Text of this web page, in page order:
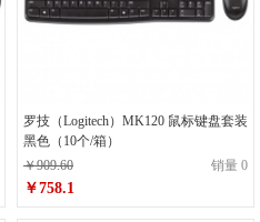
罗技（Logitech）MK120 鼠标键盘套装
黑色（10个/箱）
￥909.60
销量 0
￥758.1